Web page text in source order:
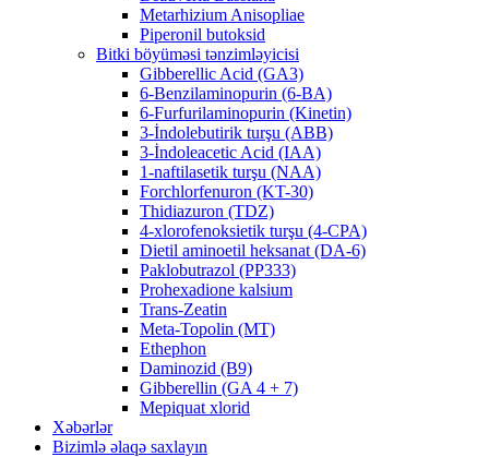
Metarhizium Anisopliae
Piperonil butoksid
Bitki böyüməsi tənzimləyicisi
Gibberellic Acid (GA3)
6-Benzilaminopurin (6-BA)
6-Furfurilaminopurin (Kinetin)
3-İndolebutirik turşu (ABB)
3-İndoleacetic Acid (IAA)
1-naftilasetik turşu (NAA)
Forchlorfenuron (KT-30)
Thidiazuron (TDZ)
4-xlorofenoksietik turşu (4-CPA)
Dietil aminoetil heksanat (DA-6)
Paklobutrazol (PP333)
Prohexadione kalsium
Trans-Zeatin
Meta-Topolin (MT)
Ethephon
Daminozid (B9)
Gibberellin (GA 4 + 7)
Mepiquat xlorid
Xəbərlər
Bizimlə əlaqə saxlayın